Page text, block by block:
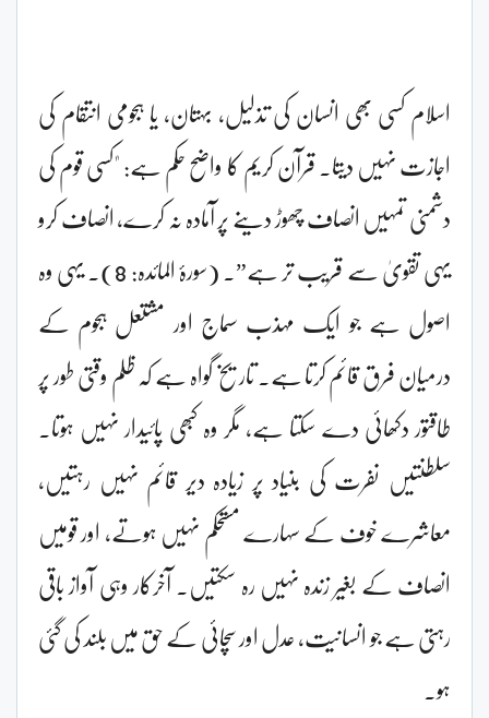
اسلام کسی بھی انسان کی تذلیل، بہتان، یا ہجومی انتقام کی
اجازت نہیں دیتا۔ قرآن کریم کا واضح حکم ہے: "کسی قوم کی
دشمنی تمہیں انصاف چھوڑ دینے پر آمادہ نہ کرے، انصاف کرو
یہی تقویٰ سے قریب تر ہے”۔ (سورۂ المائدہ: 8)۔ یہی وہ
اصول ہے جو ایک مہذب سماج اور مشتعل ہجوم کے
درمیان فرق قائم کرتا ہے۔ تاریخ گواہ ہے کہ ظلم وقتی طور پر
طاقتور دکھائی دے سکتا ہے، مگر وہ کبھی پائیدار نہیں ہوتا۔
سلطنتیں نفرت کی بنیاد پر زیادہ دیر قائم نہیں رہتیں،
معاشرے خوف کے سہارے مستحکم نہیں ہوتے، اور قومیں
انصاف کے بغیر زندہ نہیں رہ سکتیں۔ آخرکار وہی آواز باقی
رہتی ہے جو انسانیت، عدل اور سچائی کے حق میں بلند کی گئی
ہو۔